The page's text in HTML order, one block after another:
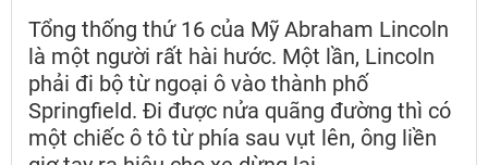
Tổng thống thứ 16 của Mỹ Abraham Lincoln
là một người rất hài hước. Một lần, Lincoln
phải đi bộ từ ngoại ô vào thành phố
Springfield. Đi được nửa quãng đường thì có
một chiếc ô tô từ phía sau vụt lên, ông liền